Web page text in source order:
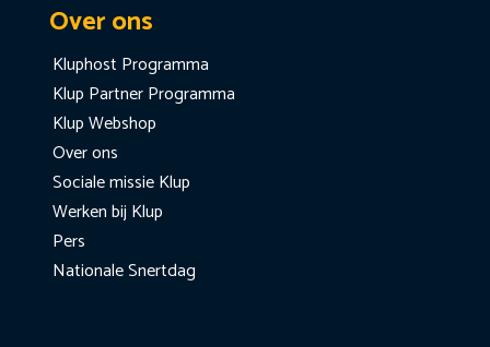
Over ons
Kluphost Programma
Klup Partner Programma
Klup Webshop
Over ons
Sociale missie Klup
Werken bij Klup
Pers
Nationale Snertdag